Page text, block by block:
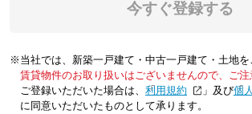
今すぐ登録する
※当社では、新築一戸建て・中古一戸建て・土地を
賃貸物件のお取り扱いはございませんので、ご注
ご登録いただいた場合は、「利用規約 」及び「
個
に同意いただいたものとして承ります。